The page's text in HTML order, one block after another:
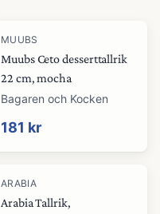
MUUBS
Muubs Ceto desserttallrik
22 cm, mocha
Bagaren och Kocken
181 kr
ARABIA
Arabia Tallrik,